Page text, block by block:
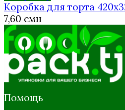
Коробка для торта
7,60 смн
Помощь